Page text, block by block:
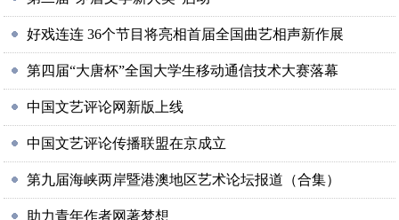
好戏连连 36个节目将亮相首届全国曲艺相声新作展
第四届“大唐杯”全国大学生移动通信技术大赛落幕
中国文艺评论网新版上线
中国文艺评论传播联盟在京成立
第九届海峡两岸暨港澳地区艺术论坛报道（合集）
助力青年作者网著梦想